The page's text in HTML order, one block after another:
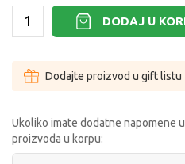
DODAJ U
Dodajte proizvod u gift listu
Ukoliko imate dodatne napomene
proizvoda u korpu: